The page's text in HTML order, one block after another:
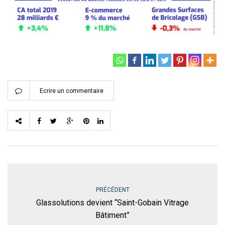
Ecrire un commentaire
PRÉCÉDENT
Glassolutions devient “Saint-Gobain Vitrage
Bâtiment”